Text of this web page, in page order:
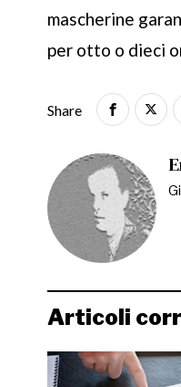
mascherine
per otto o dieci
Share
Articoli